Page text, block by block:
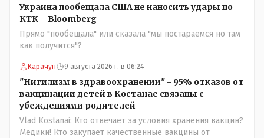
Назарбай волевым Указом РАСПУСТИЛ этот бунтарский
состав. Имя - Серикболсын Абдильдин вам знакомо -
юывший секретарь ЦК КП Казахстана , впоследствии -
депутат Верховного Совета и Мажлиса и Председатель
партии коммунстов- он в то время и после и причём
НЕОДНОКРАТНО, указывал и многократно на недостатки
Назарбая и предлагал ему самому ДОБРОВОЛЬНО уйти с
поста Президента.
Украина пообещала США не наносить удары по
КТК – Bloomberg
Прямо "пообещала" или сказала "мы постараемся но там
как получится"?
Карачун 9 августа 2026 г. в 06:24
"Нигилизм в здравоохранении" - 95% отказов от
вакцинации детей в Костанае связаны с
убеждениями родителей
Vlad Kostanai: Кто отвечает за условия хранения вакцин?
Медики! Кто закупает качественные вакцины от